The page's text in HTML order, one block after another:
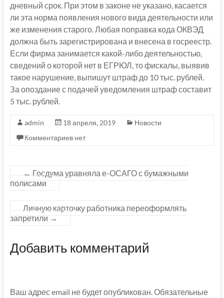
дневный срок. При этом в законе не указано, касается
ли эта норма появления нового вида деятельности или
же изменения старого. Любая поправка кода ОКВЭД
должна быть зарегистрирована и внесена в госреестр.
Если фирма занимается какой-либо деятельностью,
сведений о которой нет в ЕГРЮЛ, то фискалы, выявив
такое нарушение, выпишут штраф до 10 тыс. рублей.
За опоздание с подачей уведомления штраф составит
5 тыс. рублей.
admin 18 апреля, 2019
Новости
Комментариев нет
← Госдума уравняла е-ОСАГО с бумажными
полисами
Личную карточку работника переоформлять
запретили →
Добавить комментарий
Ваш адрес email не будет опубликован. Обязательные